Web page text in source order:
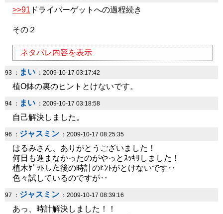
>>91 ドライバーゲットへの過程続き
その２
ネタバレ内容を表示
93 ： まい ：2009-10-17 03:17:42
植O鉢の裏のヒントとけないです。
94 ： まい ：2009-10-17 03:18:58
自己解決しました。
96 ： ジャスミン ：2009-10-17 08:25:35
はるみさん、ありがとうございました！
何日も進まなかったのがやっとｽｯｷﾘしました！
植木ｹﾞｯﾄした後の時計のﾋﾝﾄがとけないです‥
色々試しているのですが‥
97 ： ジャスミン ：2009-10-17 08:39:16
あっ、時計解決しました！！